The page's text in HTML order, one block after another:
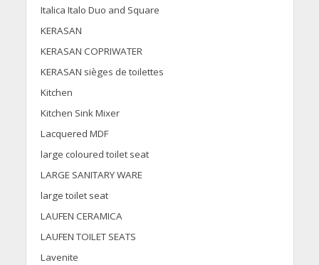
Italica Italo Duo and Square
KERASAN
KERASAN COPRIWATER
KERASAN sièges de toilettes
Kitchen
Kitchen Sink Mixer
Lacquered MDF
large coloured toilet seat
LARGE SANITARY WARE
large toilet seat
LAUFEN CERAMICA
LAUFEN TOILET SEATS
Lavenite